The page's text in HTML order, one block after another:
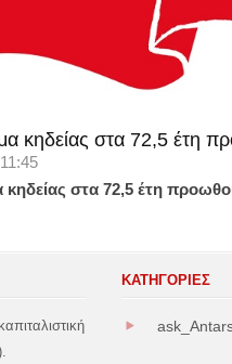
κηδείας στα 72,5 έτη
κηδείας στα 72,5 έτη
ΚΑΤΗΓΟΡΊΕΣ